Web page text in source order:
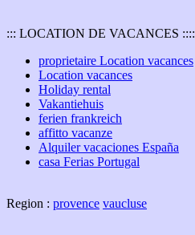
::: LOCATION DE VACANCES ::::
proprietaire Location vacances
Location vacances
Holiday rental
Vakantiehuis
ferien frankreich
affitto vacanze
Alquiler vacaciones España
casa Ferias Portugal
Region : provence vaucluse